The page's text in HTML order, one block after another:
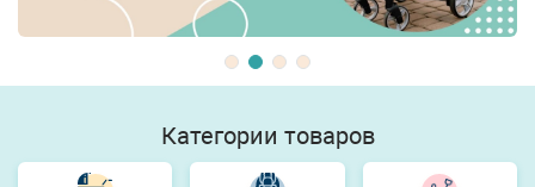
Категории товаров